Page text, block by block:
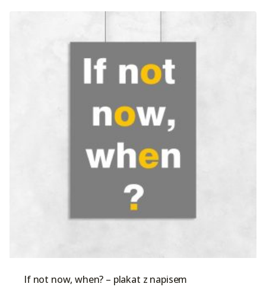
If not now, when? – plakat z napisem